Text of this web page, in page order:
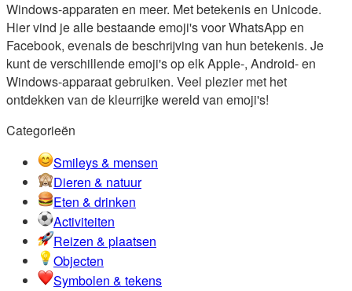
Windows-apparaten en meer. Met betekenis en Unicode.
Hier vind je alle bestaande emoji's voor WhatsApp en
Facebook, evenals de beschrijving van hun betekenis. Je
kunt de verschillende emoji's op elk Apple-, Android- en
Windows-apparaat gebruiken. Veel plezier met het
ontdekken van de kleurrijke wereld van emoji's!
Categorieën
Smileys & mensen
Dieren & natuur
Eten & drinken
Activiteiten
Reizen & plaatsen
Objecten
Symbolen & tekens